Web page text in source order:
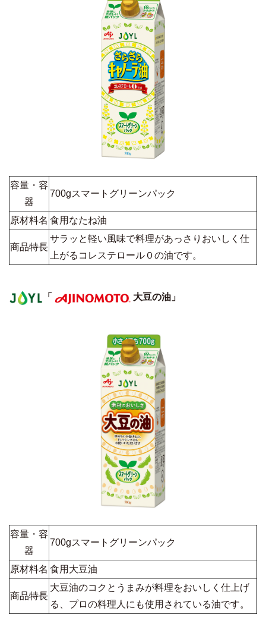
容量・容
器
700gスマートグリーンパック
原材料名 食用なたね油
商品特長
サラッと軽い風味で料理があっさりおいしく仕
上がるコレステロール０の油です。
「 大豆の油」
容量・容
器
700gスマートグリーンパック
原材料名 食用大豆油
商品特長
大豆油のコクとうまみが料理をおいしく仕上げ
る、プロの料理人にも使用されている油です。